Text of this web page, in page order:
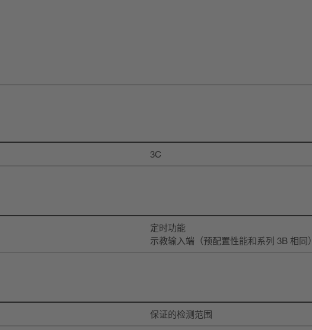
3C
定时功能
示教输入端（预配置性能和系列 3B 相同）
保证的检测范围